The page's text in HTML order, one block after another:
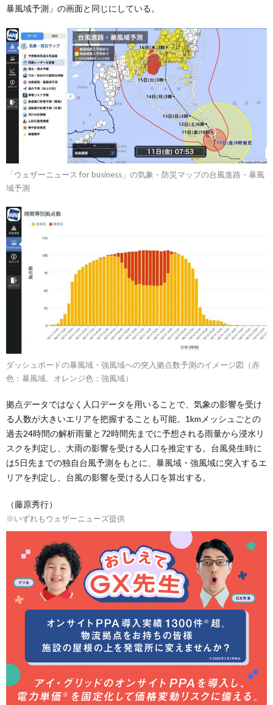
暴風域予測」の画面と同じにしている。
「ウェザーニュース for business」の気象・防災マップの台風進路・暴風
域予測
ダッシュボードの暴風域・強風域への突入拠点数予測のイメージ図（赤
色：暴風域、オレンジ色：強風域）
拠点データではなく人口データを用いることで、気象の影響を受け
る人数が大きいエリアを把握することも可能。1kmメッシュごとの
過去24時間の解析雨量と72時間先までに予想される雨量から浸水リ
スクを判定し、大雨の影響を受ける人口を推定する。台風発生時に
は5日先までの独自台風予測をもとに、暴風域・強風域に突入するエ
リアを判定し、台風の影響を受ける人口を算出する。
（藤原秀行）
※いずれもウェザーニューズ提供